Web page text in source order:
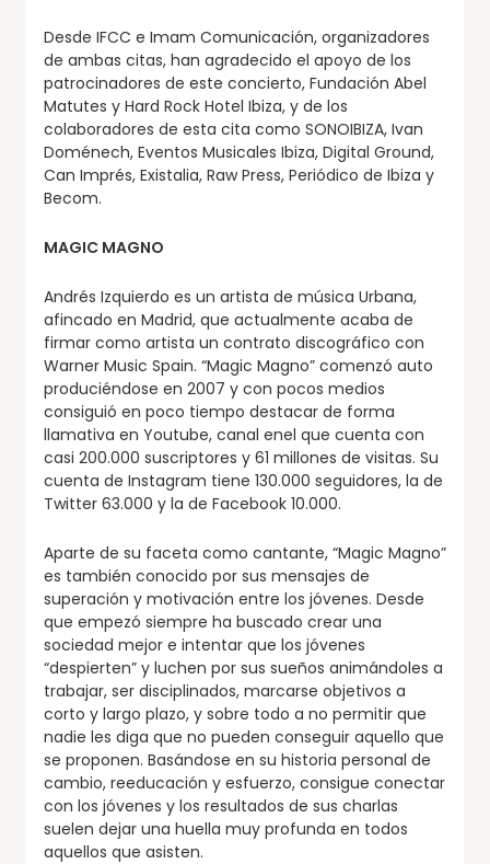
Desde IFCC e Imam Comunicación, organizadores
de ambas citas, han agradecido el apoyo de los
patrocinadores de este concierto, Fundación Abel
Matutes y Hard Rock Hotel Ibiza, y de los
colaboradores de esta cita como SONOIBIZA, Ivan
Doménech, Eventos Musicales Ibiza, Digital Ground,
Can Imprés, Existalia, Raw Press, Periódico de Ibiza y
Becom.
MAGIC MAGNO
Andrés Izquierdo es un artista de música Urbana,
afincado en Madrid, que actualmente acaba de
firmar como artista un contrato discográfico con
Warner Music Spain. “Magic Magno” comenzó auto
produciéndose en 2007 y con pocos medios
consiguió en poco tiempo destacar de forma
llamativa en Youtube, canal enel que cuenta con
casi 200.000 suscriptores y 61 millones de visitas. Su
cuenta de Instagram tiene 130.000 seguidores, la de
Twitter 63.000 y la de Facebook 10.000.
Aparte de su faceta como cantante, “Magic Magno”
es también conocido por sus mensajes de
superación y motivación entre los jóvenes. Desde
que empezó siempre ha buscado crear una
sociedad mejor e intentar que los jóvenes
“despierten” y luchen por sus sueños animándoles a
trabajar, ser disciplinados, marcarse objetivos a
corto y largo plazo, y sobre todo a no permitir que
nadie les diga que no pueden conseguir aquello que
se proponen. Basándose en su historia personal de
cambio, reeducación y esfuerzo, consigue conectar
con los jóvenes y los resultados de sus charlas
suelen dejar una huella muy profunda en todos
aquellos que asisten.